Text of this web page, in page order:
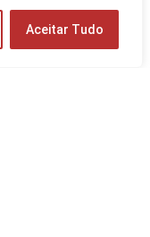
Aceitar Tudo
Moto Edge 40 Neo
do 256GB e